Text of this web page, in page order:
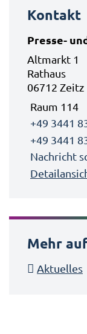
Kontakt
Presse-
Altmarkt 1
Rathaus
06712 Zeitz
Raum 114
+49 3441
+49 3441
Nachricht
Mehr
Aktuelles